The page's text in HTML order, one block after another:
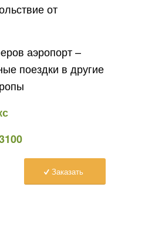
от
аэропорт –
поездки в другие
Заказать